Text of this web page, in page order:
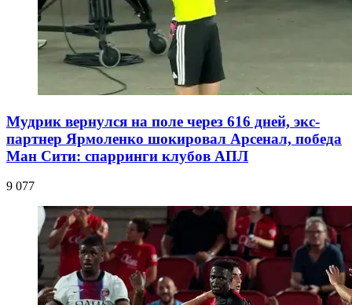
Мудрик вернулся на поле через 616 дней, экс-
партнер Ярмоленко шокировал Арсенал, победа
Ман Сити: спарринги клубов АПЛ
9 077